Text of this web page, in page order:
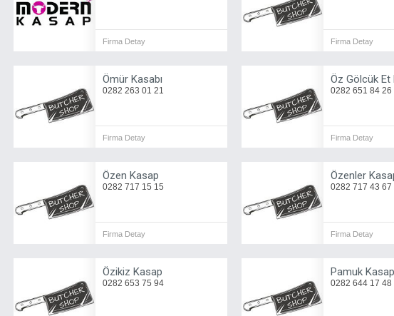
Firma Detay Firma Detay
Ömür Kasabı
0282 263 01 21
Firma Detay
Öz Gölcük Et
0282 651 84 26
Firma Detay
Özen Kasap
0282 717 15 15
Firma Detay
Özenler
0282 717 43 67
Firma Detay
Özikiz Kasap
0282 653 75 94
Pamuk Kasap
0282 644 17 48